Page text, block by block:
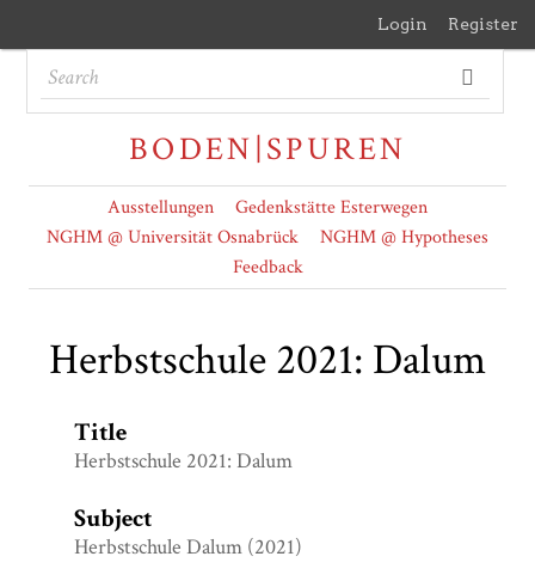
Login Register
BODEN|SPUREN
Ausstellungen
Gedenkstätte Esterwegen
NGHM @ Universität Osnabrück
NGHM @ Hypotheses
Feedback
Herbstschule 2021: Dalum
Title
Herbstschule 2021: Dalum
Subject
Herbstschule Dalum (2021)